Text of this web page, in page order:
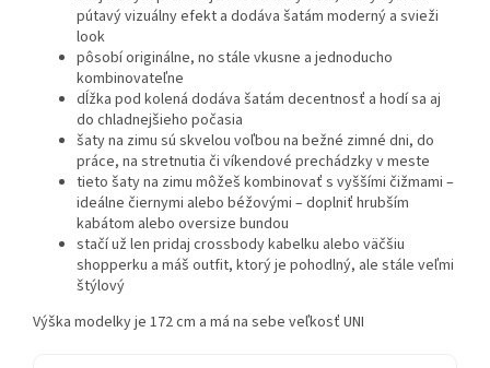
pútavý vizuálny efekt a dodáva šatám moderný a svieži
look
pôsobí originálne, no stále vkusne a jednoducho
kombinovateľne
dĺžka pod kolená dodáva šatám decentnosť a hodí sa aj
do chladnejšieho počasia
šaty na zimu sú skvelou voľbou na bežné zimné dni, do
práce, na stretnutia či víkendové prechádzky v meste
tieto šaty na zimu môžeš kombinovať s vyššími čižmami –
ideálne čiernymi alebo béžovými – doplniť hrubším
kabátom alebo oversize bundou
stačí už len pridaj crossbody kabelku alebo väčšiu
shopperku a máš outfit, ktorý je pohodlný, ale stále veľmi
štýlový
Výška modelky je 172 cm a má na sebe veľkosť UNI